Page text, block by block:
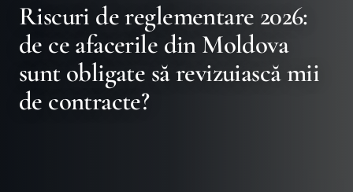
Riscuri de reglementare 2026:
de ce afacerile din Moldova
sunt obligate să revizuiască mii
de contracte?